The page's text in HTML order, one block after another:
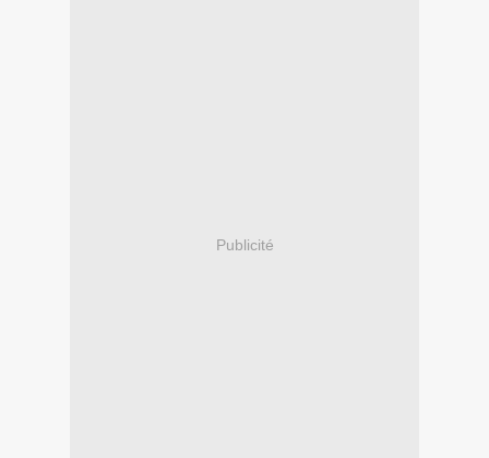
Publicité